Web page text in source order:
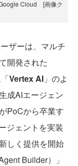
Cloud [画像ク
ザーは、マルチ
開発された
Vertex AI 」のよ
成AIエージェン
PoCから卒業す
ジェントを実装
しく提供を開始
Builder）」